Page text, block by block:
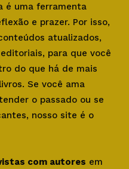
é uma ferramenta
e prazer. Por isso,
atualizados,
para que você
do que há de mais
Se você ama
o passado ou se
nosso site é o
com autores em